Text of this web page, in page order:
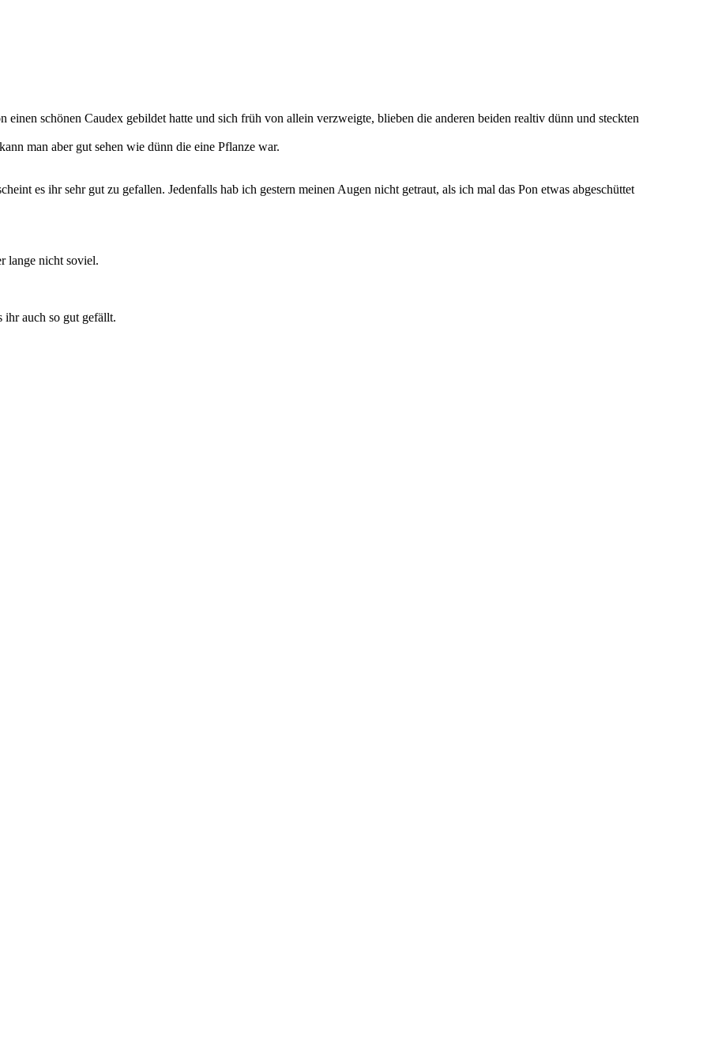
schönen Caudex gebildet hatte und sich früh von allein verzweigte, blieben die anderen beiden realtiv dünn und steckten
man aber gut sehen wie dünn die eine Pflanze war.
es ihr sehr gut zu gefallen. Jedenfalls hab ich gestern meinen Augen nicht getraut, als ich mal das Pon etwas abgeschüttet
lange nicht soviel.
ihr auch so gut gefällt.